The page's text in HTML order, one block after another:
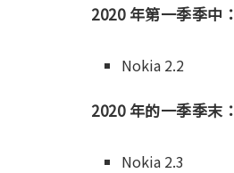
2020 年第一季季中：
Nokia 2.2
2020 年的一季季末：
Nokia 2.3